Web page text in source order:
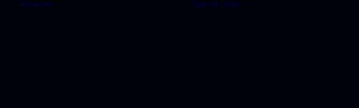
Solutions Special Lines